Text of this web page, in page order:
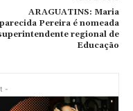
ARAGUATINS: Maria
Pereira é nomeada
regional de
Educação
-